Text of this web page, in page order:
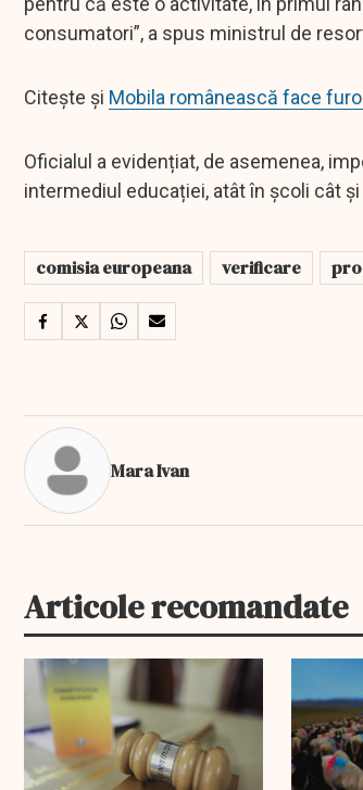
consumatori”, a spus ministrul de
Citește și Mobila românească face
Oficialul a evidențiat, de asemenea,
intermediul educației, atât în școli cât
comisia europeana verificare
Mara Ivan
Articole recomandate